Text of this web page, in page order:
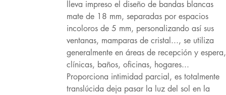
lleva impreso el diseño de bandas blancas
mate de 18 mm, separadas por espacios
incoloros de 5 mm, personalizando así sus
ventanas, mamparas de cristal..., se utiliza
generalmente en áreas de recepción y espera,
clínicas, baños, oficinas, hogares...
Proporciona intimidad parcial, es totalmente
translúcida deja pasar la luz del sol en la